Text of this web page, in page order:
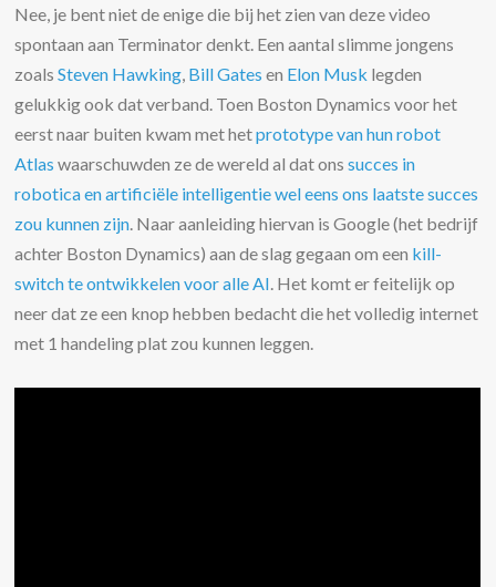
Nee, je bent niet de enige die bij het zien van deze video
spontaan aan Terminator denkt. Een aantal slimme jongens
zoalsSteven Hawking Bill Gates en Elon Musk legden
gelukkig ook dat verband. Toen Boston Dynamics voor het
eerst naar buiten kwam met hetprototype van hun robot
Atlas waarschuwden ze de wereld al dat onssucces in
robotica en artificiële intelligentie wel eens ons laatste succes
zou kunnen zijn . Naar aanleiding hiervan is Google (het bedrijf
achter Boston Dynamics) aan de slag gegaan om een kill-
switch te ontwikkelen voor alle AI . Het komt er feitelijk op
neer dat ze een knop hebben bedacht die het volledig internet
met 1 handeling plat zou kunnen leggen.